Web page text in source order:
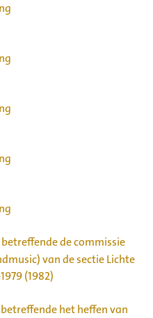
de commissie
van de sectie Lichte
(1982)
het heffen van